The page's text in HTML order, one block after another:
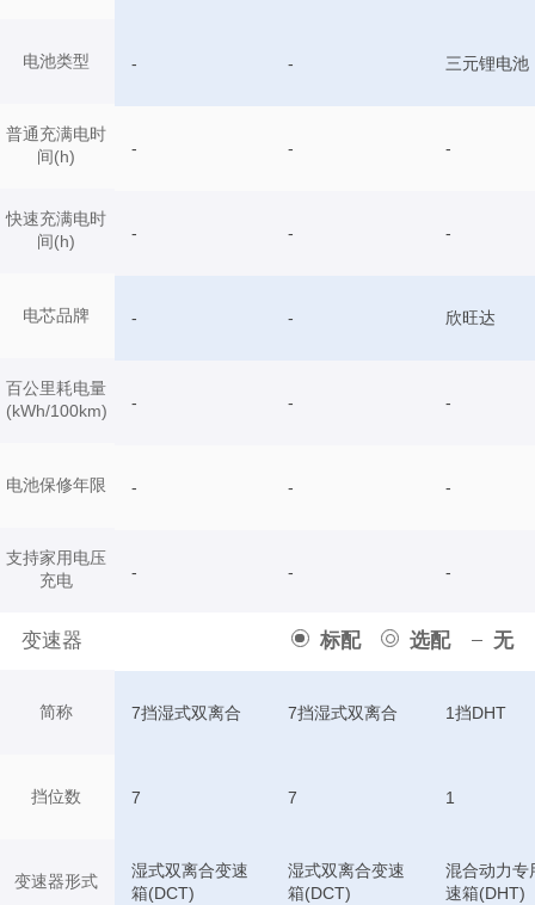
电池类型
普通充满电时
间(h)
快速充满电时
间(h)
电芯品牌
百公里耗电量
(kWh/100km)
电池保修年限
支持家用电压
充电
变速器 标配 选配 无
简称
挡位数
变速器形式
- - 三元锂电池
- - -
- - -
- - 欣旺达
- - -
- - -
- - -
7挡湿式双离合 7挡湿式双离合 1挡DHT
7 7 1
湿式双离合变速
箱(DCT)
湿式双离合变速
箱(DCT)
混合动力专
速箱(DHT)